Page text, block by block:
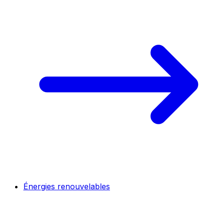
Énergies renouvelables